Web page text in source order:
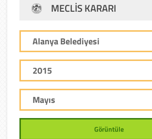
MECLIS KARARI
Görüntüle